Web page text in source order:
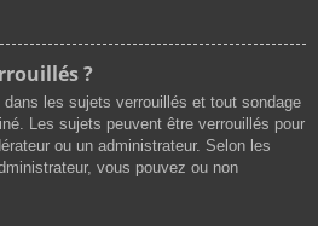
?
les sujets verrouillés et tout sondage
Les sujets peuvent être verrouillés pour
ou un administrateur. Selon les
vous pouvez ou non